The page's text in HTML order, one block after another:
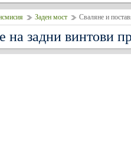
Заден мост Сваляне и
на задни винтови